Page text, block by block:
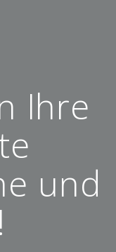
Ihre
und